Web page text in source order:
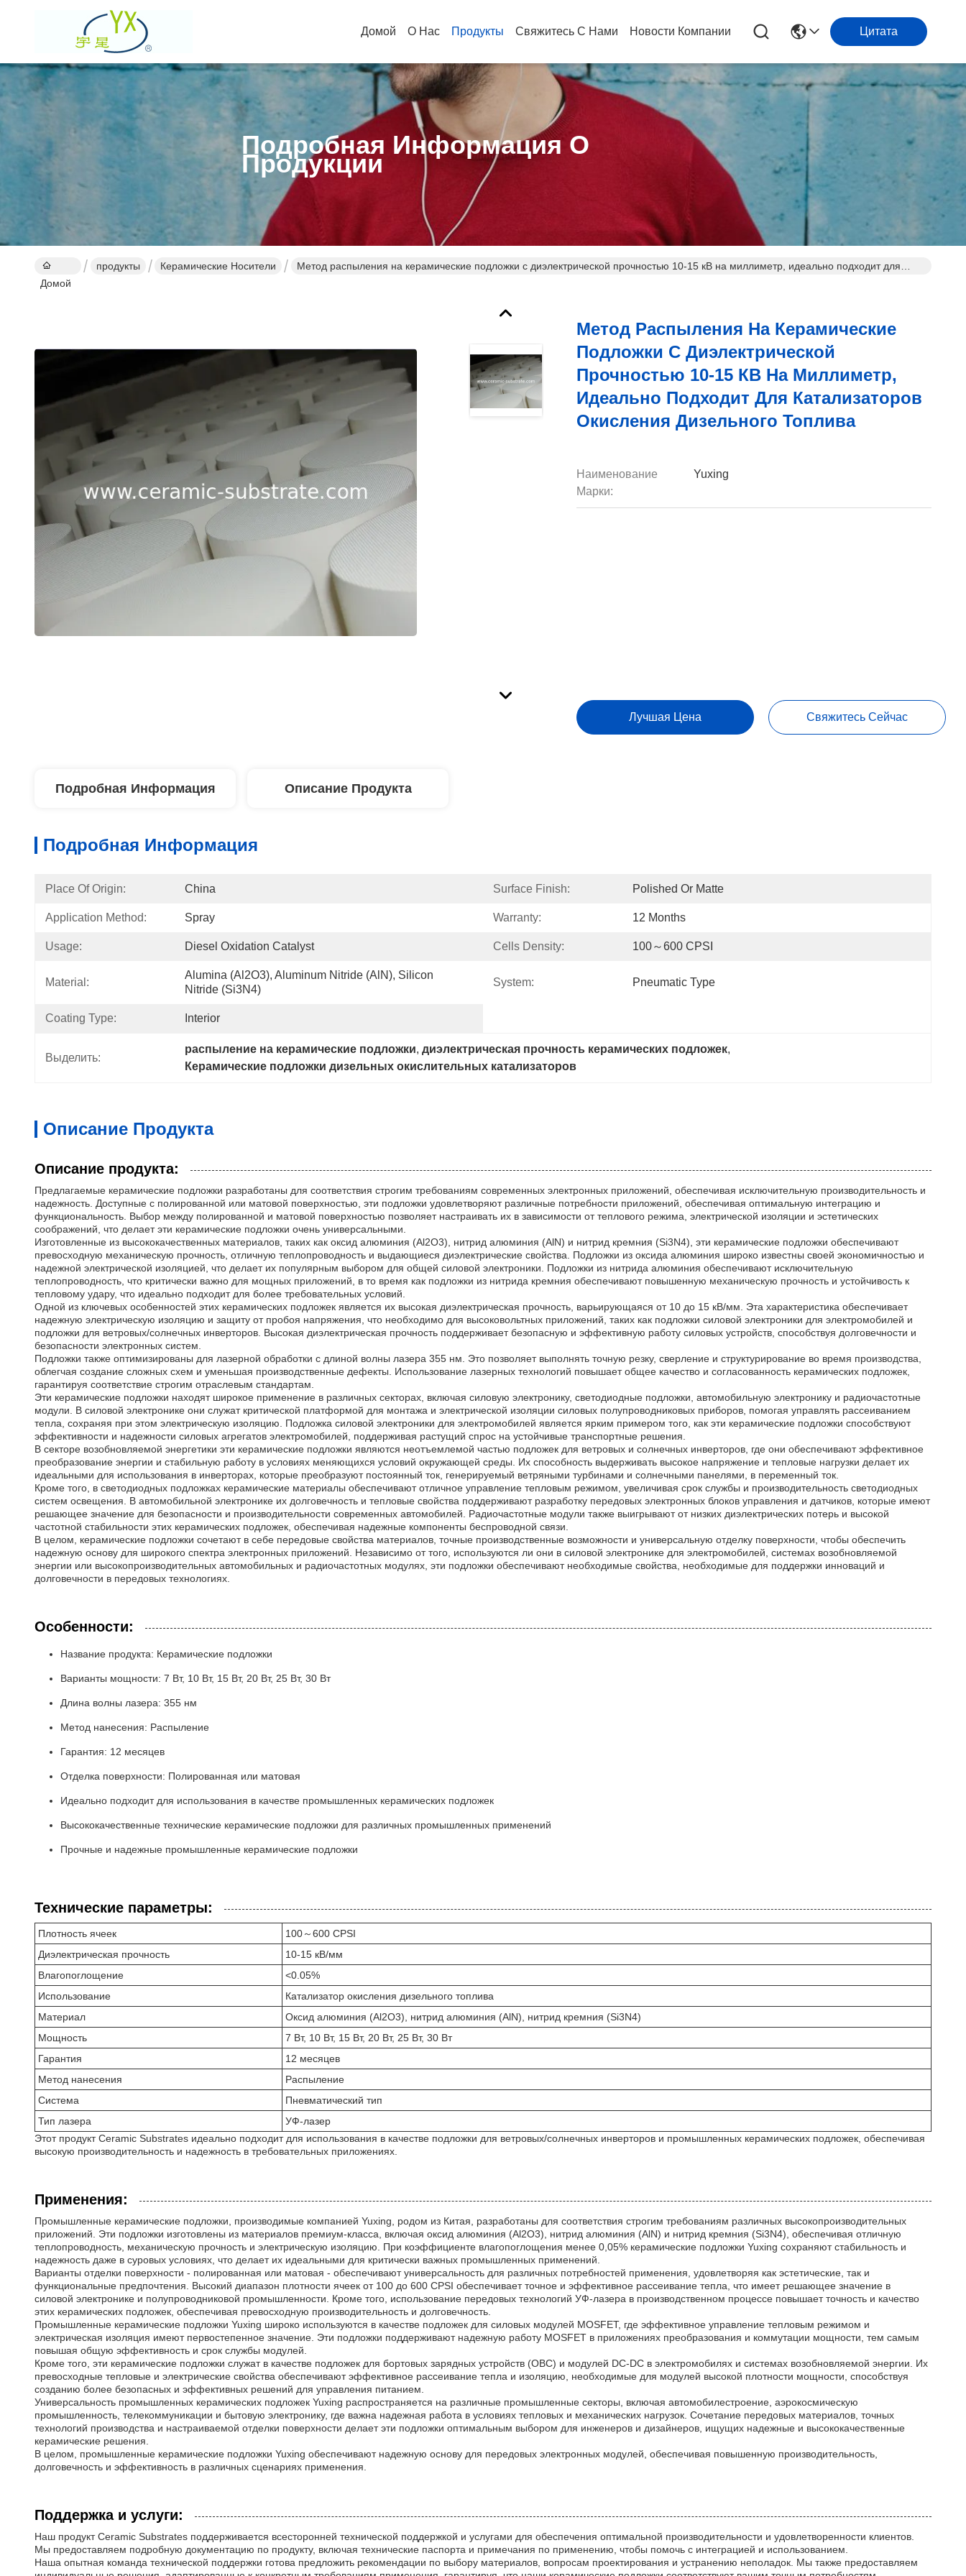
Домой О Нас Продукты Свяжитесь С Нами Новости Компании Цитата
Подробная Информация О
Продукции
Домой
продукты Керамические Носители
Метод распыления на керамические подложки с диэлектрической прочностью 10-15 кВ на миллиметр, идеально подходит для
Метод Распыления На Керамические
Подложки С Диэлектрической
Прочностью 10-15 КВ На Миллиметр,
Идеально Подходит Для Катализаторов
Окисления Дизельного Топлива
Наименование
Марки:
Yuxing
Лучшая Цена Свяжитесь Сейчас
Подробная Информация Описание Продукта
Подробная Информация
Place Of Origin: China Surface Finish: Polished Or Matte
Application Method: Spray Warranty: 12 Months
Usage: Diesel Oxidation Catalyst Cells Density: 100～600 CPSI
Material:
Alumina (Al2O3), Aluminum Nitride (AlN), Silicon
Nitride (Si3N4)
System: Pneumatic Type
Coating Type: Interior
Выделить:
распыление на керамические подложки, диэлектрическая прочность керамических подложек,
Керамические подложки дизельных окислительных катализаторов
Описание Продукта
Описание продукта:
Предлагаемые керамические подложки разработаны для соответствия строгим требованиям современных электронных приложений, обеспечивая исключительную производительность и
надежность. Доступные с полированной или матовой поверхностью, эти подложки удовлетворяют различные потребности приложений, обеспечивая оптимальную интеграцию и
функциональность. Выбор между полированной и матовой поверхностью позволяет настраивать их в зависимости от теплового режима, электрической изоляции и эстетических
соображений, что делает эти керамические подложки очень универсальными.
Изготовленные из высококачественных материалов, таких как оксид алюминия (Al2O3), нитрид алюминия (AlN) и нитрид кремния (Si3N4), эти керамические подложки обеспечивают
превосходную механическую прочность, отличную теплопроводность и выдающиеся диэлектрические свойства. Подложки из оксида алюминия широко известны своей экономичностью и
надежной электрической изоляцией, что делает их популярным выбором для общей силовой электроники. Подложки из нитрида алюминия обеспечивают исключительную
теплопроводность, что критически важно для мощных приложений, в то время как подложки из нитрида кремния обеспечивают повышенную механическую прочность и устойчивость к
тепловому удару, что идеально подходит для более требовательных условий.
Одной из ключевых особенностей этих керамических подложек является их высокая диэлектрическая прочность, варьирующаяся от 10 до 15 кВ/мм. Эта характеристика обеспечивает
надежную электрическую изоляцию и защиту от пробоя напряжения, что необходимо для высоковольтных приложений, таких как подложки силовой электроники для электромобилей и
подложки для ветровых/солнечных инверторов. Высокая диэлектрическая прочность поддерживает безопасную и эффективную работу силовых устройств, способствуя долговечности и
безопасности электронных систем.
Подложки также оптимизированы для лазерной обработки с длиной волны лазера 355 нм. Это позволяет выполнять точную резку, сверление и структурирование во время производства,
облегчая создание сложных схем и уменьшая производственные дефекты. Использование лазерных технологий повышает общее качество и согласованность керамических подложек,
гарантируя соответствие строгим отраслевым стандартам.
Эти керамические подложки находят широкое применение в различных секторах, включая силовую электронику, светодиодные подложки, автомобильную электронику и радиочастотные
модули. В силовой электронике они служат критической платформой для монтажа и электрической изоляции силовых полупроводниковых приборов, помогая управлять рассеиванием
тепла, сохраняя при этом электрическую изоляцию. Подложка силовой электроники для электромобилей является ярким примером того, как эти керамические подложки способствуют
эффективности и надежности силовых агрегатов электромобилей, поддерживая растущий спрос на устойчивые транспортные решения.
В секторе возобновляемой энергетики эти керамические подложки являются неотъемлемой частью подложек для ветровых и солнечных инверторов, где они обеспечивают эффективное
преобразование энергии и стабильную работу в условиях меняющихся условий окружающей среды. Их способность выдерживать высокое напряжение и тепловые нагрузки делает их
идеальными для использования в инверторах, которые преобразуют постоянный ток, генерируемый ветряными турбинами и солнечными панелями, в переменный ток.
Кроме того, в светодиодных подложках керамические материалы обеспечивают отличное управление тепловым режимом, увеличивая срок службы и производительность светодиодных
систем освещения. В автомобильной электронике их долговечность и тепловые свойства поддерживают разработку передовых электронных блоков управления и датчиков, которые имеют
решающее значение для безопасности и производительности современных автомобилей. Радиочастотные модули также выигрывают от низких диэлектрических потерь и высокой
частотной стабильности этих керамических подложек, обеспечивая надежные компоненты беспроводной связи.
В целом, керамические подложки сочетают в себе передовые свойства материалов, точные производственные возможности и универсальную отделку поверхности, чтобы обеспечить
надежную основу для широкого спектра электронных приложений. Независимо от того, используются ли они в силовой электронике для электромобилей, системах возобновляемой
энергии или высокопроизводительных автомобильных и радиочастотных модулях, эти подложки обеспечивают необходимые свойства, необходимые для поддержки инноваций и
долговечности в передовых технологиях.
Особенности:
Название продукта: Керамические подложки
Варианты мощности: 7 Вт, 10 Вт, 15 Вт, 20 Вт, 25 Вт, 30 Вт
Длина волны лазера: 355 нм
Метод нанесения: Распыление
Гарантия: 12 месяцев
Отделка поверхности: Полированная или матовая
Идеально подходит для использования в качестве промышленных керамических подложек
Высококачественные технические керамические подложки для различных промышленных применений
Прочные и надежные промышленные керамические подложки
Технические параметры:
Плотность ячеек
100～600 CPSI
Диэлектрическая прочность
10-15 кВ/мм
Влагопоглощение
<0.05%
Использование
Катализатор окисления дизельного топлива
Материал
Оксид алюминия (Al2O3), нитрид алюминия (AlN), нитрид кремния (Si3N4)
Мощность
7 Вт, 10 Вт, 15 Вт, 20 Вт, 25 Вт, 30 Вт
Гарантия
12 месяцев
Метод нанесения
Распыление
Система
Пневматический тип
Тип лазера
УФ-лазер
Этот продукт Ceramic Substrates идеально подходит для использования в качестве подложки для ветровых/солнечных инверторов и промышленных керамических подложек, обеспечивая
высокую производительность и надежность в требовательных приложениях.
Применения:
Промышленные керамические подложки, производимые компанией Yuxing, родом из Китая, разработаны для соответствия строгим требованиям различных высокопроизводительных
приложений. Эти подложки изготовлены из материалов премиум-класса, включая оксид алюминия (Al2O3), нитрид алюминия (AlN) и нитрид кремния (Si3N4), обеспечивая отличную
теплопроводность, механическую прочность и электрическую изоляцию. При коэффициенте влагопоглощения менее 0,05% керамические подложки Yuxing сохраняют стабильность и
надежность даже в суровых условиях, что делает их идеальными для критически важных промышленных применений.
Варианты отделки поверхности - полированная или матовая - обеспечивают универсальность для различных потребностей применения, удовлетворяя как эстетические, так и
функциональные предпочтения. Высокий диапазон плотности ячеек от 100 до 600 CPSI обеспечивает точное и эффективное рассеивание тепла, что имеет решающее значение в
силовой электронике и полупроводниковой промышленности. Кроме того, использование передовых технологий УФ-лазера в производственном процессе повышает точность и качество
этих керамических подложек, обеспечивая превосходную производительность и долговечность.
Промышленные керамические подложки Yuxing широко используются в качестве подложек для силовых модулей MOSFET, где эффективное управление тепловым режимом и
электрическая изоляция имеют первостепенное значение. Эти подложки поддерживают надежную работу MOSFET в приложениях преобразования и коммутации мощности, тем самым
повышая общую эффективность и срок службы модулей.
Кроме того, эти керамические подложки служат в качестве подложек для бортовых зарядных устройств (OBC) и модулей DC-DC в электромобилях и системах возобновляемой энергии. Их
превосходные тепловые и электрические свойства обеспечивают эффективное рассеивание тепла и изоляцию, необходимые для модулей высокой плотности мощности, способствуя
созданию более безопасных и эффективных решений для управления питанием.
Универсальность промышленных керамических подложек Yuxing распространяется на различные промышленные секторы, включая автомобилестроение, аэрокосмическую
промышленность, телекоммуникации и бытовую электронику, где важна надежная работа в условиях тепловых и механических нагрузок. Сочетание передовых материалов, точных
технологий производства и настраиваемой отделки поверхности делает эти подложки оптимальным выбором для инженеров и дизайнеров, ищущих надежные и высококачественные
керамические решения.
В целом, промышленные керамические подложки Yuxing обеспечивают надежную основу для передовых электронных модулей, обеспечивая повышенную производительность,
долговечность и эффективность в различных сценариях применения.
Поддержка и услуги:
Наш продукт Ceramic Substrates поддерживается всесторонней технической поддержкой и услугами для обеспечения оптимальной производительности и удовлетворенности клиентов.
Мы предоставляем подробную документацию по продукту, включая технические паспорта и примечания по применению, чтобы помочь с интеграцией и использованием.
Наша опытная команда технической поддержки готова предложить рекомендации по выбору материалов, вопросам проектирования и устранению неполадок. Мы также предоставляем